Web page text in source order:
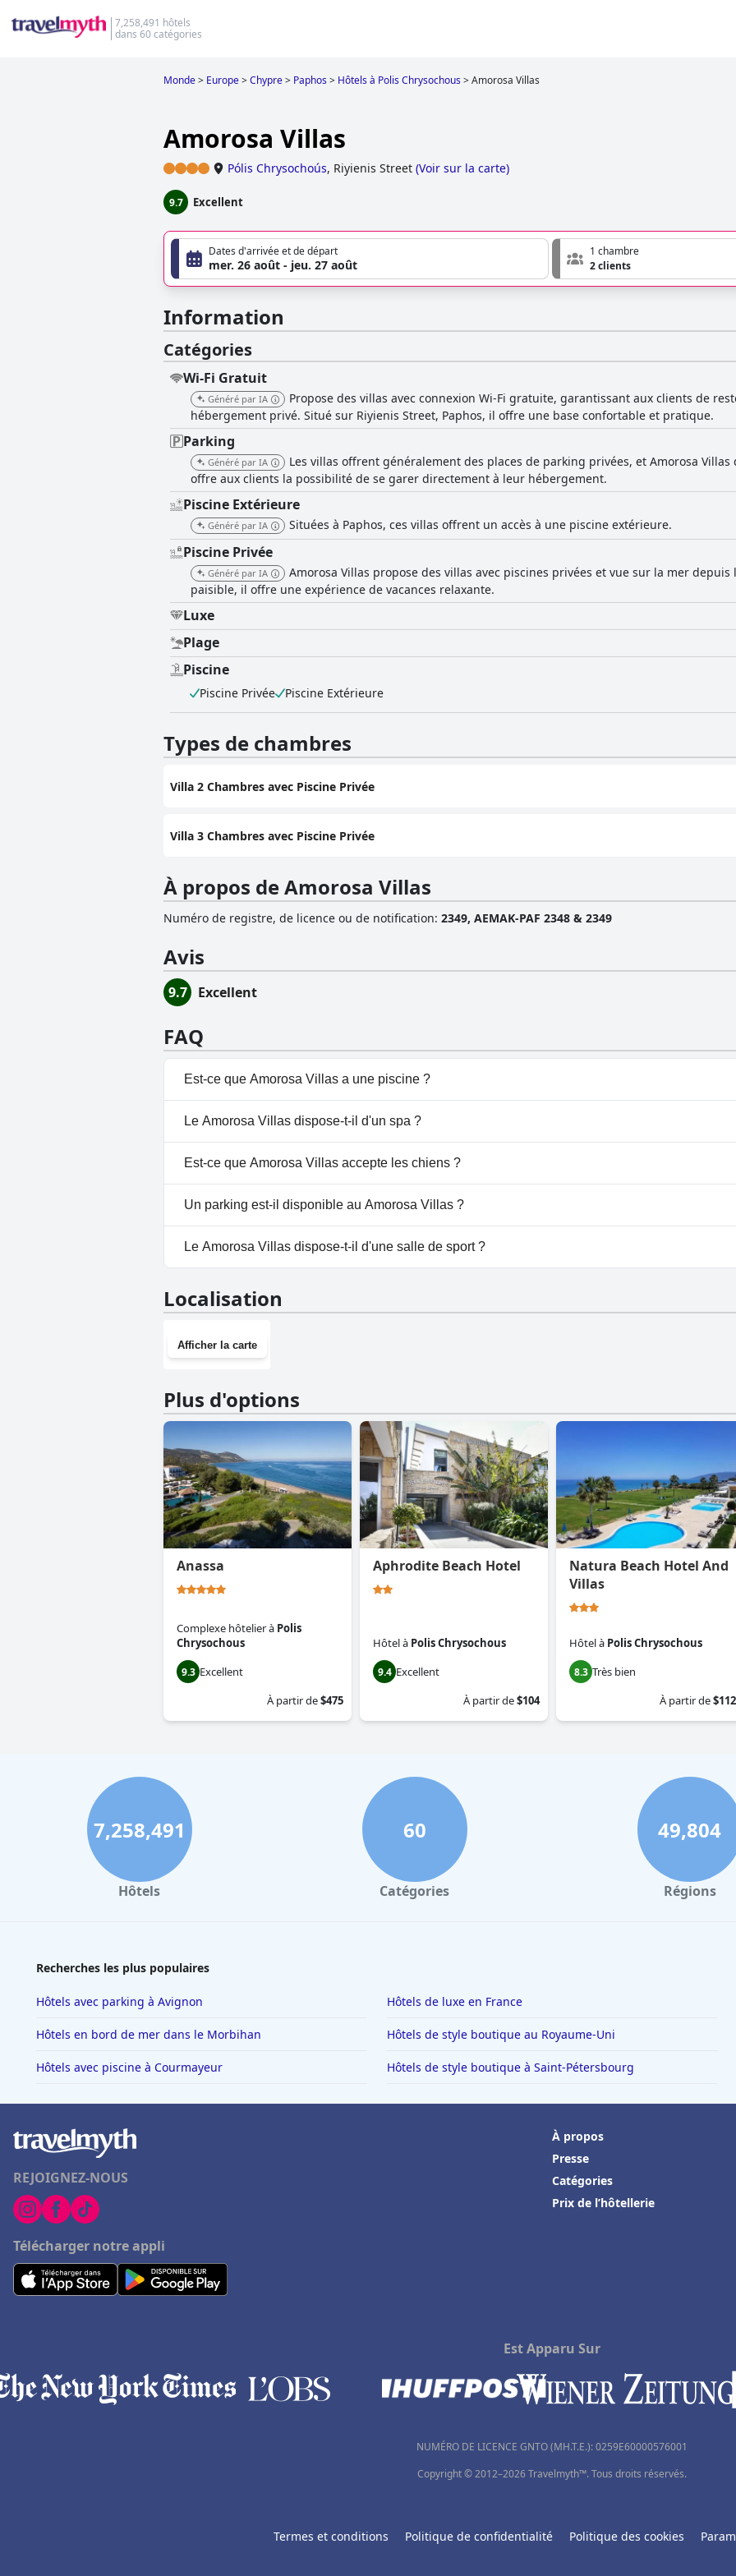
7,258,491 hôtels
dans 60 catégories
Monde> Europe>Chypre> Paphos> Hôtels à Polis Chrysochous>Amorosa Villas
Amorosa Villas
Pólis Chrysochoús, Riyienis Street (Voir sur la carte)
9.7 Excellent
Dates d'arrivée et de départ
mer. 26 août - jeu. 27 août
1 chambre
2 clients
Information
Catégories
Wi-Fi Gratuit
Généré par IA
Propose des villas avec connexion Wi-Fi gratuite, garantissant aux clients de
hébergement privé. Situé sur Riyienis Street, Paphos, il offre une base confortable et pratique.
Parking
Généré par IA
Les villas offrent généralement des places de parking privées, et Amorosa
offre aux clients la possibilité de se garer directement à leur hébergement.
Piscine Extérieure
Généré par IA Situées à Paphos, ces villas offrent un accès à une piscine extérieure.
Piscine Privée
Généré par IA
Amorosa Villas propose des villas avec piscines privées et vue sur la mer
paisible, il offre une expérience de vacances relaxante.
Luxe
Plage
Piscine
Piscine Privée Piscine Extérieure
Types de chambres
Villa 2 Chambres avec Piscine Privée
Villa 3 Chambres avec Piscine Privée
À propos de Amorosa Villas
Numéro de registre, de licence ou de notification: 2349, AEMAK-PAF 2348 & 2349
Avis
9.7 Excellent
FAQ
Est-ce que Amorosa Villas a une piscine ?
Oui, Amorosa Villas dispose de piscine(s) appartenant à une ou plusieurs des catégories
Le Amorosa Villas dispose-t-il d'un spa ?
Non, il n'y a pas de spa à Amorosa Villas.
Est-ce que Amorosa Villas accepte les chiens ?
Non, Amorosa Villas n'accepte pas les chiens.
Un parking est-il disponible au Amorosa Villas ?
Oui, un parking est disponible à Amorosa Villas.
Le Amorosa Villas dispose-t-il d'une salle de sport ?
Localisation
Afficher la carte
Plus d'options
Anassa
Complexe hôtelierà Polis
Chrysochous
9.3 Excellent
À partir de$475
Aphrodite Beach Hotel
Hôtelà Polis Chrysochous
9.4 Excellent
À partir de$104
Natura Beach Hotel And
Villas
Hôtelà Polis Chrysochous
8.3 Très bien
À partir de$112
7,258,491
Hôtels
60
Catégories
49,804
Régions
Recherches les plus populaires
Hôtels avec parking à Avignon Hôtels de luxe en France
Hôtels en bord de mer dans le Morbihan Hôtels de style boutique au Royaume-Uni
Hôtels avec piscine à Courmayeur Hôtels de style boutique à Saint-Pétersbourg
REJOIGNEZ-NOUS
Télécharger notre appli
À propos
Presse
Catégories
Prix de l’hôtellerie
Est Apparu Sur
NUMÉRO DE LICENCE GNTO (MH.T.E.): 0259Ε60000576001
Copyright © 2012–2026 Travelmyth™. Tous droits réservés.
Termes et conditions Politique de confidentialité Politique des cookies